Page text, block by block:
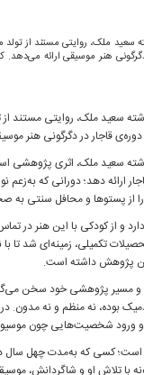
ملک، روایتی مستند از تولد
هنر موسیقی ارائه می‌دهد.
سعید ملک، روایتی مستند از
قاجار در دگرگونی هنر
سعید ملک، اثری پژوهشی
ارائه دهد؛ دورانی که
از پستوها و محافل سنتی به
و از کودکی با این هنر در
تکمیلی، زمینه‌ای شد تا
پژوهش داشته است.
مسیر پژوهشی خود سخن
بوده، نه منظم و نه
و ورود شخصیت‌هایی چون
است؛ کسی که به‌مدت چهل
با تلاش او و شاگردانش،